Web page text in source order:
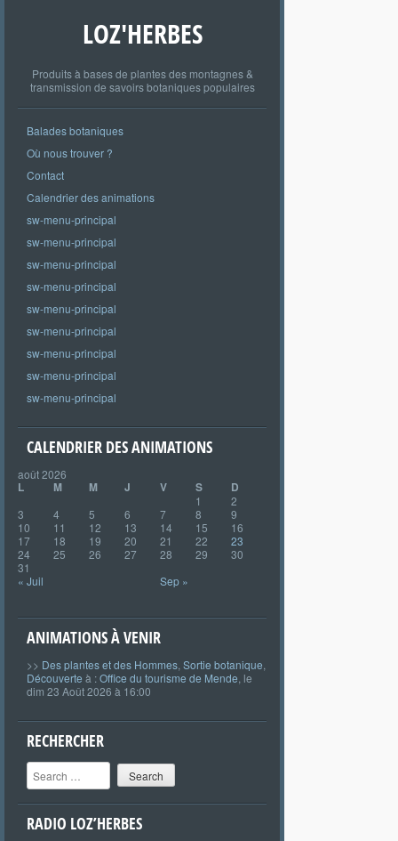
LOZ'HERBES
Produits à bases de plantes des montagnes &
transmission de savoirs botaniques populaires
Balades botaniques
Où nous trouver ?
Contact
Calendrier des animations
sw-menu-principal
sw-menu-principal
sw-menu-principal
sw-menu-principal
sw-menu-principal
sw-menu-principal
sw-menu-principal
sw-menu-principal
sw-menu-principal
CALENDRIER DES ANIMATIONS
août 2026
L M M J V S D
1
2
3
4 5 6 7 8
9
10
11 12 13 14 15
16
17
18 19 20 21 22
23
24
25 26 27 28 29
30
31
« Juil
Sep »
ANIMATIONS À VENIR
>> Des plantes et des Hommes Sortie botanique
Découverte à :Office du tourisme de Mende , le
dim 23 Août 2026 à 16:00
RECHERCHER
Search
RADIO LOZ’HERBES